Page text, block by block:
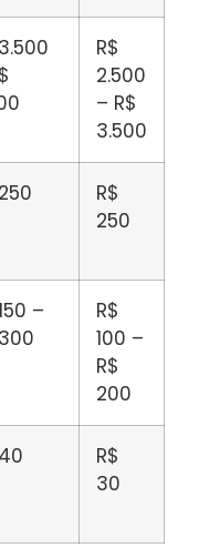
R$
2.500
– R$
3.500
R$
250
–
R$
100 –
R$
200
R$
30